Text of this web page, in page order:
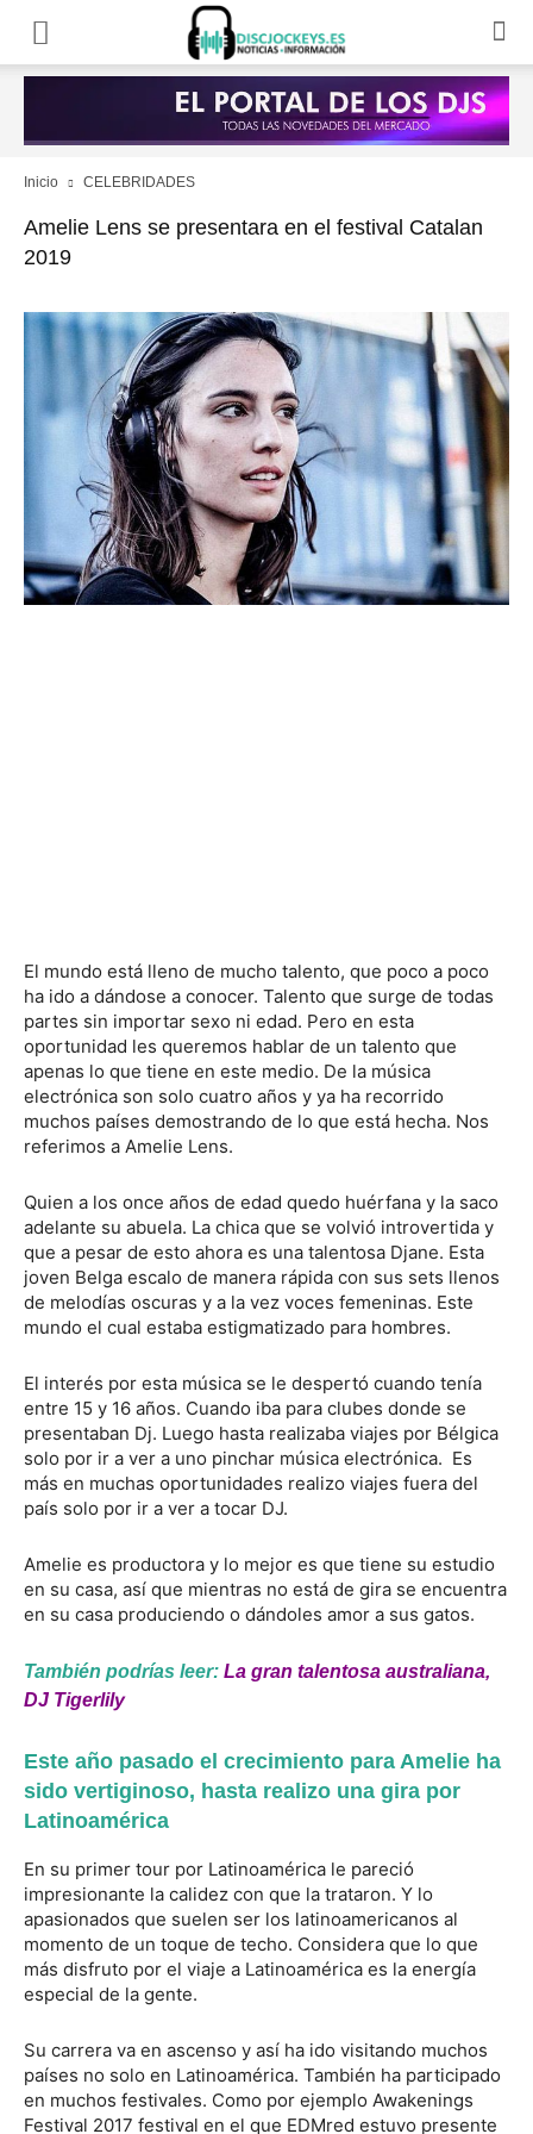
Inicio CELEBRIDADES
Amelie Lens se presentara en el festival Catalan
2019
El mundo está lleno de mucho talento, que poco a poco
ha ido a dándose a conocer. Talento que surge de todas
partes sin importar sexo ni edad. Pero en esta
oportunidad les queremos hablar de un talento que
apenas lo que tiene en este medio. De la música
electrónica son solo cuatro años y ya ha recorrido
muchos países demostrando de lo que está hecha. Nos
referimos a Amelie Lens.
Quien a los once años de edad quedo huérfana y la saco
adelante su abuela. La chica que se volvió introvertida y
que a pesar de esto ahora es una talentosa Djane. Esta
joven Belga escalo de manera rápida con sus sets llenos
de melodías oscuras y a la vez voces femeninas. Este
mundo el cual estaba estigmatizado para hombres.
El interés por esta música se le despertó cuando tenía
entre 15 y 16 años. Cuando iba para clubes donde se
presentaban Dj. Luego hasta realizaba viajes por Bélgica
solo por ir a ver a uno pinchar música electrónica. Es
más en muchas oportunidades realizo viajes fuera del
país solo por ir a ver a tocar DJ.
Amelie es productora y lo mejor es que tiene su estudio
en su casa, así que mientras no está de gira se encuentra
en su casa produciendo o dándoles amor a sus gatos.
También podrías leer: La gran talentosa australiana,
DJ Tigerlily
Este año pasado el crecimiento para Amelie ha
sido vertiginoso, hasta realizo una gira por
Latinoamérica
En su primer tour por Latinoamérica le pareció
impresionante la calidez con que la trataron. Y lo
apasionados que suelen ser los latinoamericanos al
momento de un toque de techo. Considera que lo que
más disfruto por el viaje a Latinoamérica es la energía
especial de la gente.
Su carrera va en ascenso y así ha ido visitando muchos
países no solo en Latinoamérica. También ha participado
en muchos festivales. Como por ejemplo Awakenings
Festival 2017 festival en el que EDMred estuvo presente